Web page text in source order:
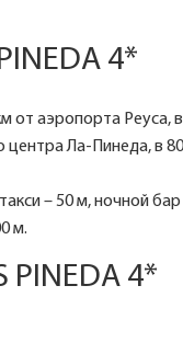
4*
от аэропорта Реуса, в
центра Ла-Пинеда, в
– 50 м, ночной
м.
PINEDA 4*